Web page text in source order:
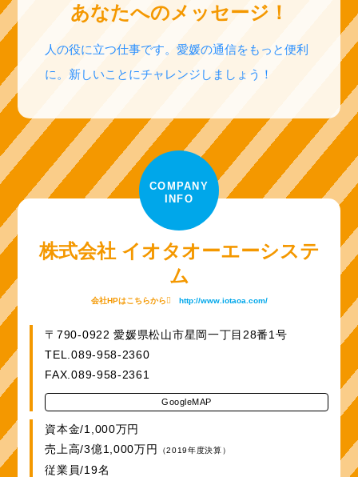
あなたへのメッセージ！
人の役に立つ仕事です。愛媛の通信をもっと便利
に。新しいことにチャレンジしましょう！
COMPANY
INFO
株式会社 イオタオーエーシステ
ム
会社HPはこちらから http://www.iotaoa.com/
〒790-0922 愛媛県松山市星岡一丁目28番1号
TEL.089-958-2360
FAX.089-958-2361
GoogleMAP
資本金/1,000万円
売上高/3億1,000万円
（2019年度決算）
従業員/19名